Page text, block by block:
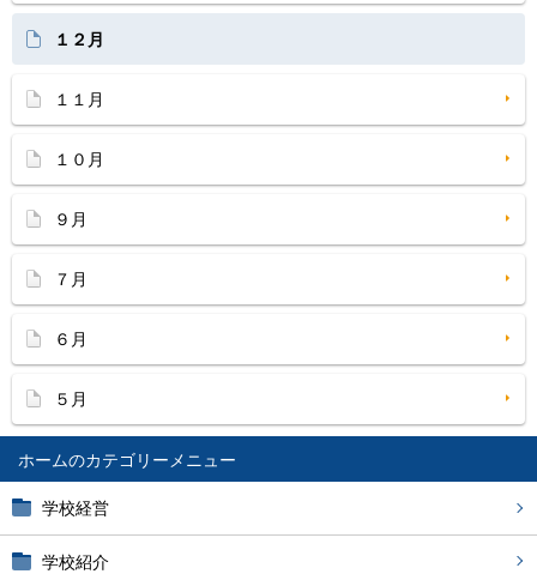
ホーム
学校経営
学校紹介
１２月
１１月
１０月
９月
７月
６月
５月